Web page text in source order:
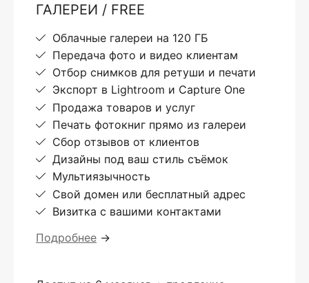
ГАЛЕРЕИ / FREE
Облачные галереи на 120 ГБ
Передача фото и видео клиентам
Отбор снимков для ретуши и печати
Экспорт в Lightroom и Capture One
Продажа товаров и услуг
Печать фотокниг прямо из галереи
Сбор отзывов от клиентов
Дизайны под ваш стиль съёмок
Мультиязычность
Свой домен или бесплатный адрес
Визитка с вашими контактами
Подробнее →